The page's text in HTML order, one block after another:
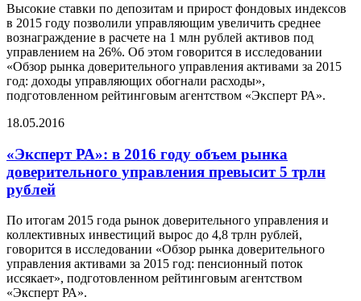
Высокие ставки по депозитам и прирост фондовых индексов
в 2015 году позволили управляющим увеличить среднее
вознаграждение в расчете на 1 млн рублей активов под
управлением на 26%. Об этом говорится в исследовании
«Обзор рынка доверительного управления активами за 2015
год: доходы управляющих обогнали расходы»,
подготовленном рейтинговым агентством «Эксперт РА».
18.05.2016
«Эксперт РА»: в 2016 году объем рынка
доверительного управления превысит 5 трлн
рублей
По итогам 2015 года рынок доверительного управления и
коллективных инвестиций вырос до 4,8 трлн рублей,
говорится в исследовании «Обзор рынка доверительного
управления активами за 2015 год: пенсионный поток
иссякает», подготовленном рейтинговым агентством
«Эксперт РА».